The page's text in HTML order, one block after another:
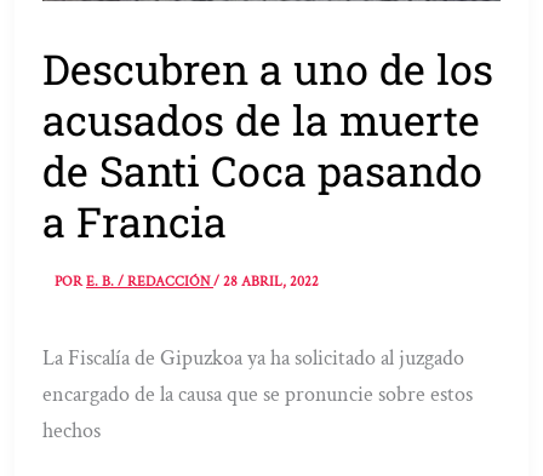
Descubren a uno de los
acusados de la muerte
de Santi Coca pasando
a Francia
PORE. B. / REDACCIÓN/28 ABRIL, 2022
La Fiscalía de Gipuzkoa ya ha solicitado al juzgado
encargado de la causa que se pronuncie sobre estos
hechos